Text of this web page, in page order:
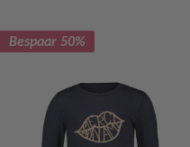
Bespaar 50%